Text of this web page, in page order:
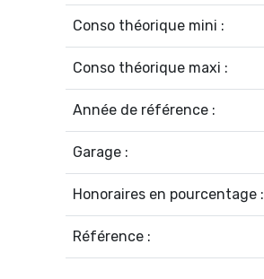
Conso théorique mini :
Conso théorique maxi :
Année de référence :
Garage :
Honoraires en pourcentage :
Référence :